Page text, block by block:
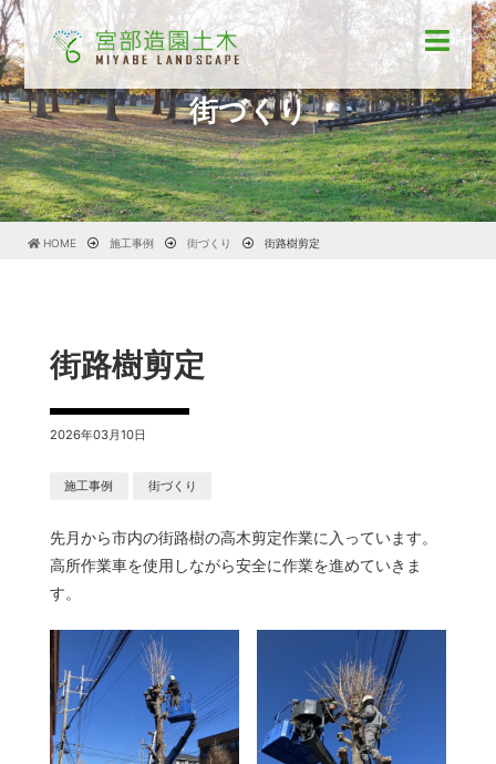
街づくり
HOME 施工事例 街づくり 街路樹剪定
街路樹剪定
2026年03月10日
施工事例 街づくり
先月から市内の街路樹の高木剪定作業に入っています。
高所作業車を使用しながら安全に作業を進めていきま
す。